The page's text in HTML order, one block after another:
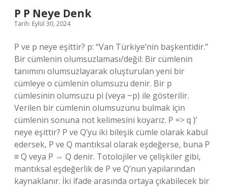
P P Neye Denk
Tarih: Eylül 30, 2024
P ve p neye eşittir? p: “Van Türkiye’nin başkentidir.”
Bir cümlenin olumsuzlaması/değil: Bir cümlenin
tanımını olumsuzlayarak oluşturulan yeni bir
cümleye o cümlenin olumsuzu denir. Bir p
cümlesinin olumsuzu pi (veya ~p) ile gösterilir.
Verilen bir cümlenin olumsuzunu bulmak için
cümlenin sonuna not kelimesini koyarız. P => q )’
neye eşittir? P ve Q’yu iki bileşik cümle olarak kabul
edersek, P ve Q mantıksal olarak eşdeğerse, buna P
≡ Q veya P ⇔ Q denir. Totolojiler ve çelişkiler gibi,
mantıksal eşdeğerlik de P ve Q’nun yapılarından
kaynaklanır. İki ifade arasında ortaya çıkabilecek bir